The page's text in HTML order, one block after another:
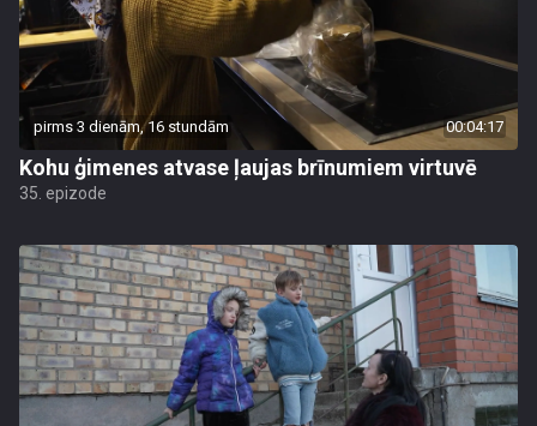
pirms 3 dienām, 16 stundām 00:04:17
Kohu ģimenes atvase ļaujas brīnumiem virtuvē
35. epizode